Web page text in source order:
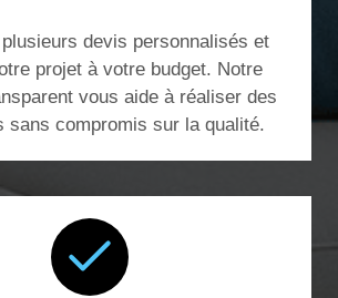
devis personnalisés et
projet à votre budget. Notre
vous aide à réaliser des
sans compromis sur la qualité.